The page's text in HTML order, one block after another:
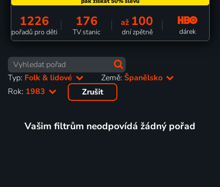
1226
pořadů pro děti
176
TV stanic
až 100
dní zpětně dárek
Typ: Folk & lidové Země:Španělsko
Rok: 1983 Zrušit
Vašim filtrům neodpovídá žádný pořad